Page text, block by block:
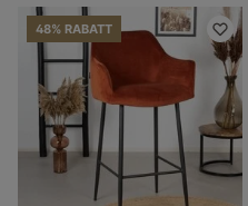
48% RABATT